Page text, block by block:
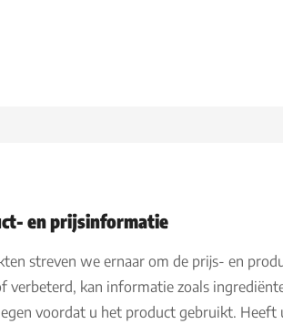
en prijsinformatie
streven we ernaar om de prijs- en
verbeterd, kan informatie zoals
voordat u het product gebruikt.